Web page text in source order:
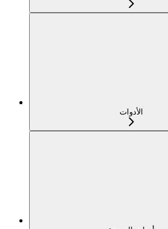
الأدوات